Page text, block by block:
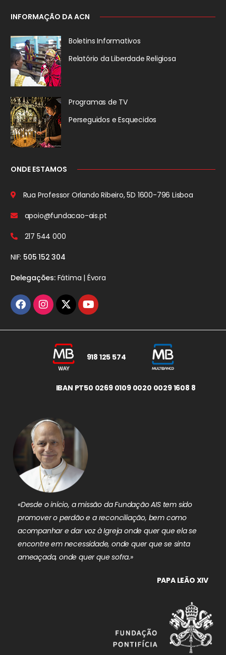
INFORMAÇÃO DA ACN
Boletins Informativos
Relatório da Liberdade Religiosa
Programas de TV
Perseguidos e Esquecidos
ONDE ESTAMOS
Rua Professor Orlando Ribeiro, 5D 1600-796 Lisboa
apoio@fundacao-ais.pt
217 544 000
NIF: 505 152 304
Delegações:Fátima | Évora
918 125 574
IBAN PT50 0269 0109 0020 0029 1608 8
«Desde o início, a missão da Fundação AIS tem sido
promover o perdão e a reconciliação, bem como
acompanhar e dar voz à Igreja onde quer que ela se
encontre em necessidade, onde quer que se sinta
ameaçada, onde quer que sofra.»
PAPA LEÃO XIV